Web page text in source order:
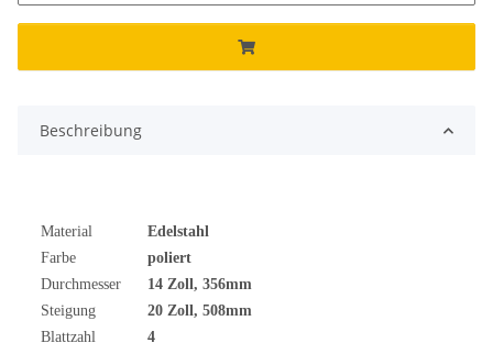
Beschreibung
Material
Edelstahl
Farbe
poliert
Durchmesser
14 Zoll, 356mm
Steigung
20 Zoll, 508mm
Blattzahl
4